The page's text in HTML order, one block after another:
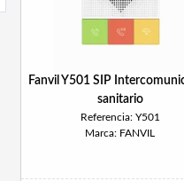
Fanvil Y501 SIP
sanitario
Referencia: Y501
Marca: FANVIL